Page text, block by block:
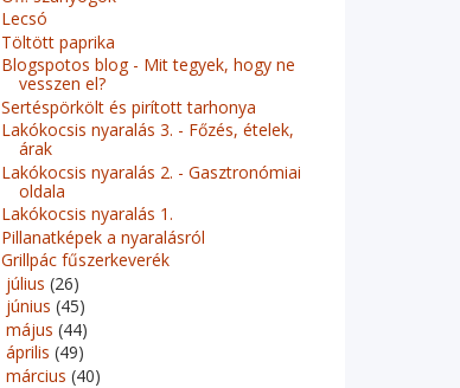
Lecsó
Töltött paprika
Blogspotos blog - Mit tegyek, hogy ne
vesszen el?
Sertéspörkölt és pirított tarhonya
Lakókocsis nyaralás 3. - Főzés, ételek,
árak
Lakókocsis nyaralás 2. - Gasztronómiai
oldala
Lakókocsis nyaralás 1.
Pillanatképek a nyaralásról
Grillpác fűszerkeverék
július (26)
június (45)
május (44)
április (49)
március (40)